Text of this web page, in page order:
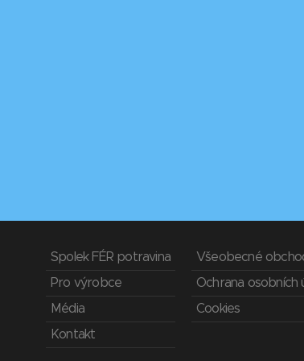
Spolek FÉR potravina
Pro výrobce
Média
Kontakt
Všeobecné
Ochrana osobních
Cookies